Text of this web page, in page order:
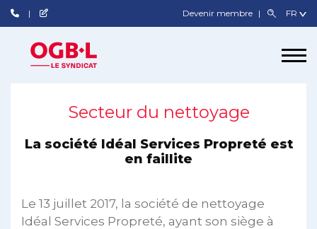
Devenir membre
Secteur du nettoyage
La société Idéal Services Propreté est
en faillite
Le 13 juillet 2017, la société de nettoyage
Idéal Services Propreté, ayant son siège à